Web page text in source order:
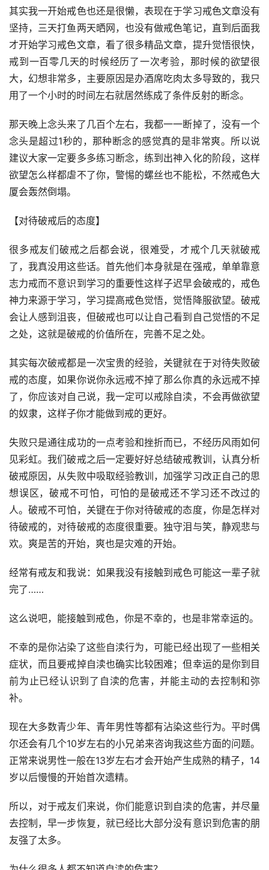
其实我一开始戒色也还是很懒，表现在于学习戒色文章没有
坚持，三天打鱼两天晒网，也没有做戒色笔记，直到后面我
才开始学习戒色文章，看了很多精品文章，提升觉悟很快，
戒到一百零几天的时候经历了一次考验，那时候的欲望很
大，幻想非常多，主要原因是办酒席吃肉太多导致的，我只
用了一个小时的时间左右就居然练成了条件反射的断念。
那天晚上念头来了几百个左右，我都一一断掉了，没有一个
念头是超过1秒的，那种断念的感觉真的是非常爽。所以说
建议大家一定要多多练习断念，练到出神入化的阶段，这样
欲望怎么样都虐不了你，警惕的螺丝也不能松，不然戒色大
厦会轰然倒塌。
【对待破戒后的态度】
很多戒友们破戒之后都会说，很难受，才戒个几天就破戒
了，我真没用这些话。首先他们本身就是在强戒，单单靠意
志力戒而不意识到学习的重要性这样子迟早会破戒的，戒色
神力来源于学习，学习提高戒色觉悟，觉悟降服欲望。破戒
会让人感到沮丧，但破戒也可以让自己看到自己觉悟的不足
之处，这就是破戒的价值所在，完善不足之处。
其实每次破戒都是一次宝贵的经验，关键就在于对待失败破
戒的态度，如果你说你永远戒不掉了那么你真的永远戒不掉
了，你应该对自己说，我一定可以戒除自渎，不会再做欲望
的奴隶，这样子你才能做到戒的更好。
失败只是通往成功的一点考验和挫折而已，不经历风雨如何
见彩虹。我们破戒之后一定要好好总结破戒教训，认真分析
破戒原因，从失败中吸取经验教训，加强学习改正自己的思
想误区，破戒不可怕，可怕的是破戒还不学习还不改过的
人。破戒不可怕，关键在于你对待破戒的态度，你是怎样对
待破戒的，对待破戒的态度很重要。独守泪与笑，静观悲与
欢。爽是苦的开始，爽也是灾难的开始。
经常有戒友和我说：如果我没有接触到戒色可能这一辈子就
完了……
这么说吧，能接触到戒色，你是不幸的，也是非常幸运的。
不幸的是你沾染了这些自渎行为，可能已经出现了一些相关
症状，而且要戒掉自渎也确实比较困难；但幸运的是你到目
前为止已经认识到了自渎的危害，并能主动的去控制和弥
补。
现在大多数青少年、青年男性等都有沾染这些行为。平时偶
尔还会有几个10岁左右的小兄弟来咨询我这些方面的问题。
正常来说男性一般在13岁左右才会开始产生成熟的精子，14
岁以后慢慢的开始首次遗精。
所以，对于戒友们来说，你们能意识到自渎的危害，并尽量
去控制，早一步恢复，就已经比大部分没有意识到危害的朋
友强了太多。